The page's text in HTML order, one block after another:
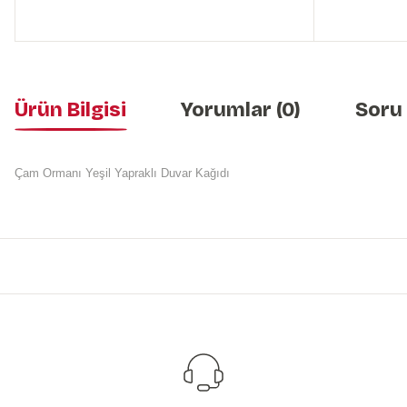
Ürün Bilgisi Yorumlar (0) Soru
Çam Ormanı Yeşil Yapraklı Duvar Kağıdı
Bu ürüne benzer farklı alternatifler olmalı.